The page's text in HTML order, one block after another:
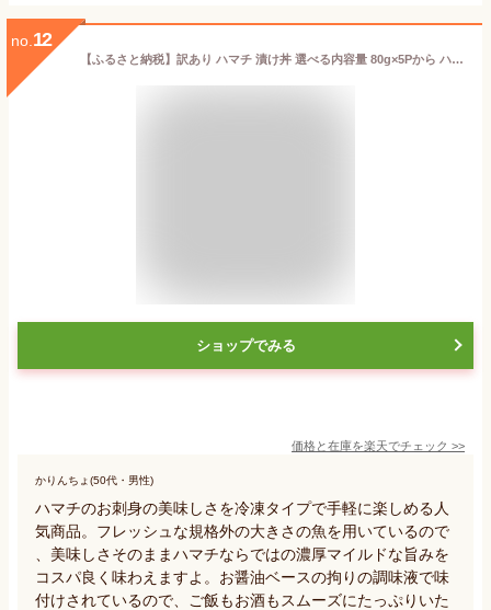
no. 12
【ふるさと納税】訳あり ハマチ 漬け丼 選べる内容量 80g×5Pから ハマチ はまち 漬け丼 漬け どんぶり 丼 海鮮 魚 真空パック 個食 個包装 小分け 冷凍 配送 訳あり 規格外 不揃い わけあり 高知県 高知 ふるさとのうぜい 故郷納税 6000円 10000円 ランキング 人気 故郷納税
ショップでみる
価格と在庫を楽天でチェック >>
かりんちょ(50代・男性)
ハマチのお刺身の美味しさを冷凍タイプで手軽に楽しめる人
気商品。フレッシュな規格外の大きさの魚を用いているので
、美味しさそのままハマチならではの濃厚マイルドな旨みを
コスパ良く味わえますよ。お醤油ベースの拘りの調味液で味
付けされているので、ご飯もお酒もスムーズにたっぷりいた